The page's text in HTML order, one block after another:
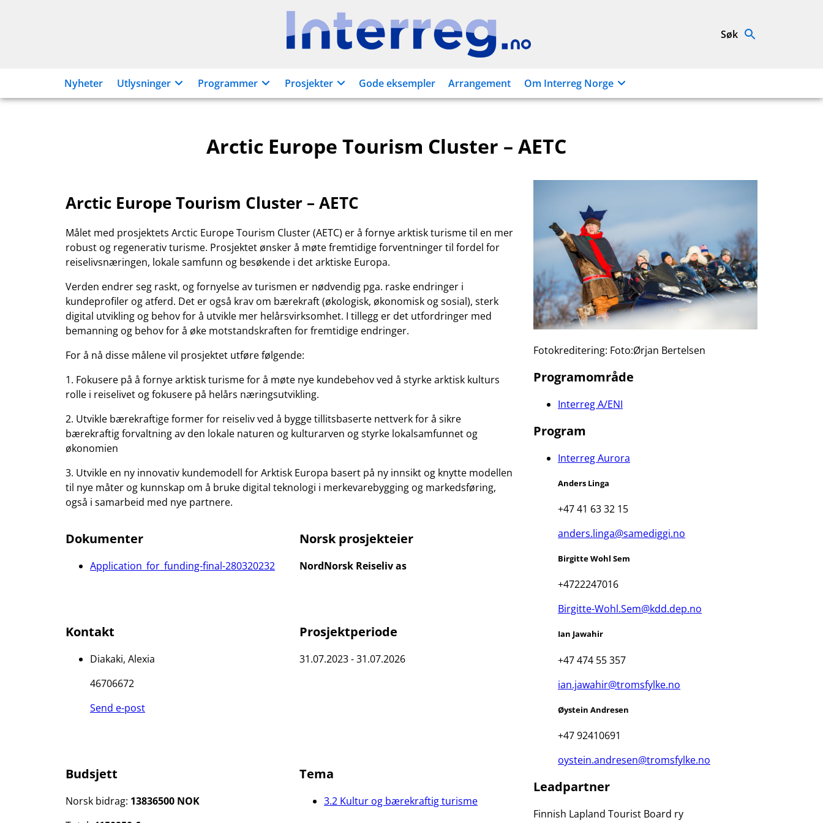
Interreg.no Søk
Nyheter Utlysninger Programmer Prosjekter Gode eksempler Arrangement Om Interreg Norge
Arctic Europe Tourism Cluster – AETC
Arctic Europe Tourism Cluster – AETC
Målet med prosjektets Arctic Europe Tourism Cluster (AETC) er å fornye arktisk turisme til en mer
robust og regenerativ turisme. Prosjektet ønsker å møte fremtidige forventninger til fordel for
reiselivsnæringen, lokale samfunn og besøkende i det arktiske Europa.
Verden endrer seg raskt, og fornyelse av turismen er nødvendig pga. raske endringer i
kundeprofiler og atferd. Det er også krav om bærekraft (økologisk, økonomisk og sosial), sterk
digital utvikling og behov for å utvikle mer helårsvirksomhet. I tillegg er det utfordringer med
bemanning og behov for å øke motstandskraften for fremtidige endringer.
For å nå disse målene vil prosjektet utføre følgende:
1. Fokusere på å fornye arktisk turisme for å møte nye kundebehov ved å styrke arktisk kulturs
rolle i reiselivet og fokusere på helårs næringsutvikling.
2. Utvikle bærekraftige former for reiseliv ved å bygge tillitsbaserte nettverk for å sikre
bærekraftig forvaltning av den lokale naturen og kulturarven og styrke lokalsamfunnet og
økonomien
3. Utvikle en ny innovativ kundemodell for Arktisk Europa basert på ny innsikt og knytte modellen
til nye måter og kunnskap om å bruke digital teknologi i merkevarebygging og markedsføring,
også i samarbeid med nye partnere.
Dokumenter
Application_for_funding-final-280320232
Norsk prosjekteier
NordNorsk Reiseliv as
Kontakt
Diakaki, Alexia
46706672
Send e-post
Prosjektperiode
31.07.2023 - 31.07.2026
Budsjett
Norsk bidrag: 13836500 NOK
Tema
3.2 Kultur og bærekraftig turisme
Fotokreditering: Foto:Ørjan Bertelsen
Programområde
Interreg A/ENI
Program
Interreg Aurora
Anders Linga
+47 41 63 32 15
anders.linga@samediggi.no
Birgitte Wohl Sem
+4722247016
Birgitte-Wohl.Sem@kdd.dep.no
Ian Jawahir
+47 474 55 357
ian.jawahir@tromsfylke.no
Øystein Andresen
+47 92410691
oystein.andresen@tromsfylke.no
Leadpartner
Finnish Lapland Tourist Board ry